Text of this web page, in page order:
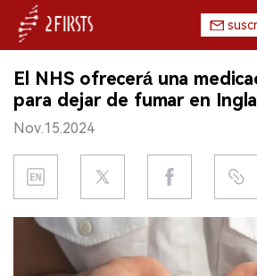
INICIO
EMPRESA
PRODUCTO
REGULACIÓN
CHINA
El NHS ofrecerá una
para dejar de fumar en
Nov.15.2024